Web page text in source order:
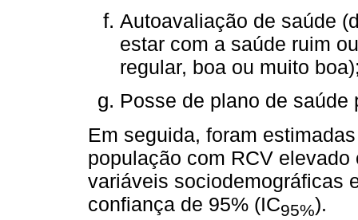
Autoavaliação de saúde
estar com a saúde ruim
regular, boa ou muito
Posse de plano de saúde
Em seguida, foram
população com RCV
variáveis sociodemográficas
confiança de 95% (IC95%).